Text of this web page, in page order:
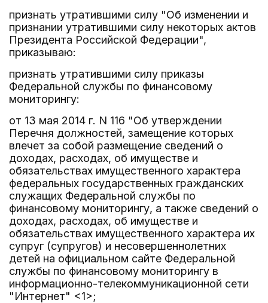
признать утратившими силу "Об изменении и
признании утратившими силу некоторых актов
Президента Российской Федерации",
приказываю:
признать утратившими силу приказы
Федеральной службы по финансовому
мониторингу:
от 13 мая 2014 г. N 116 "Об утверждении
Перечня должностей, замещение которых
влечет за собой размещение сведений о
доходах, расходах, об имуществе и
обязательствах имущественного характера
федеральных государственных гражданских
служащих Федеральной службы по
финансовому мониторингу, а также сведений о
доходах, расходах, об имуществе и
обязательствах имущественного характера их
супруг (супругов) и несовершеннолетних
детей на официальном сайте Федеральной
службы по финансовому мониторингу в
информационно-телекоммуникационной сети
"Интернет" <1>;